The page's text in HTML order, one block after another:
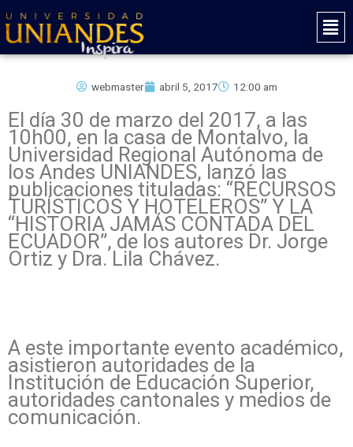
al
contenido
Main
webmaster abril 5, 2017 12:00 am
El día 30 de marzo del 2017, a las
10h00, en la casa de Montalvo, la
Universidad Regional Autónoma de
los Andes UNIANDES, lanzó las
publicaciones tituladas: “RECURSOS
TURÍSTICOS Y HOTELEROS” Y LA
“HISTORIA JAMÁS CONTADA DEL
ECUADOR”, de los autores Dr. Jorge
Ortiz y Dra. Lila Chávez.
A este importante evento académico,
asistieron autoridades de la
Institución de Educación Superior,
autoridades cantonales y medios de
comunicación.